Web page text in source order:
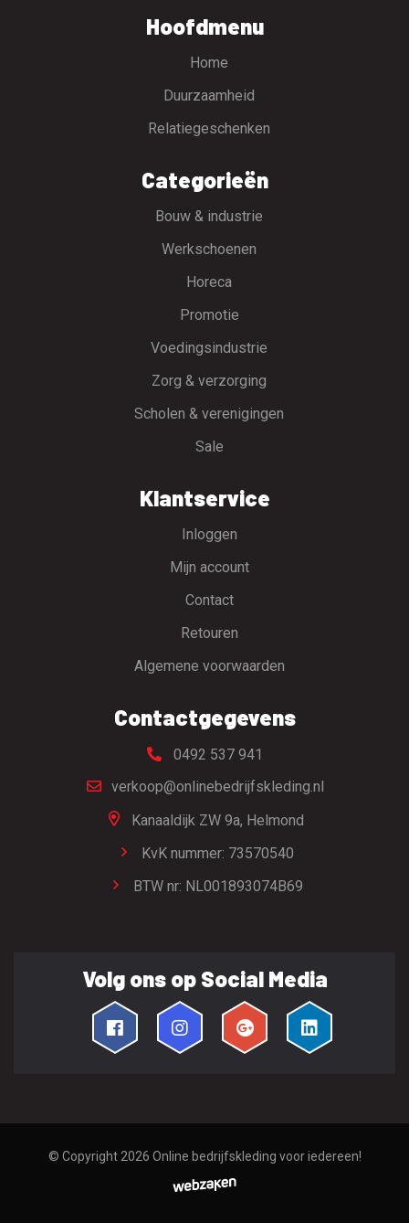
Hoofdmenu
Home
Duurzaamheid
Relatiegeschenken
Categorieën
Bouw & industrie
Werkschoenen
Horeca
Promotie
Voedingsindustrie
Zorg & verzorging
Scholen & verenigingen
Sale
Klantservice
Inloggen
Mijn account
Contact
Retouren
Algemene voorwaarden
Contactgegevens
0492 537 941
verkoop@onlinebedrijfskleding.nl
Kanaaldijk ZW 9a, Helmond
KvK nummer: 73570540
BTW nr: NL001893074B69
Volg ons op Social Media
© Copyright 2026 Online bedrijfskleding voor iedereen!